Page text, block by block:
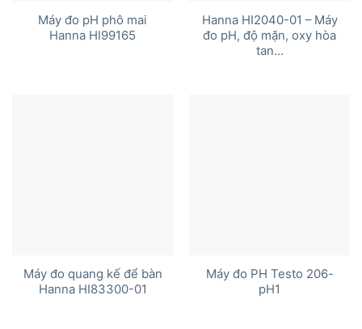
Máy đo pH phô mai
Hanna HI99165
Hanna HI2040-01 – Máy
đo pH, độ mặn, oxy hòa
tan…
Máy đo quang kế để bàn
Hanna HI83300-01
Máy đo PH Testo 206-
pH1